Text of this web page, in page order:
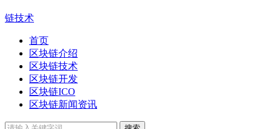
链技术
首页
区块链介绍
区块链技术
区块链开发
区块链ICO
区块链新闻资讯